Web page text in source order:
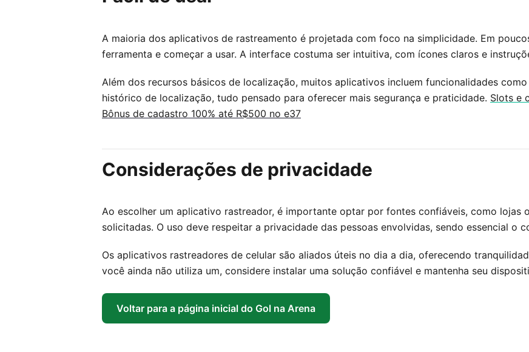
A maioria dos aplicativos de rastreamento é projetada com foco na simplicidade. Em
ferramenta e começar a usar. A interface costuma ser intuitiva, com ícones claros e
Além dos recursos básicos de localização, muitos aplicativos incluem funcionalidades
histórico de localização, tudo pensado para oferecer mais segurança e praticidade. Slots e
Bônus de cadastro 100% até R$500 no e37
Considerações de privacidade
Ao escolher um aplicativo rastreador, é importante optar por fontes confiáveis, como lojas
solicitadas. O uso deve respeitar a privacidade das pessoas envolvidas, sendo essencial o
Os aplicativos rastreadores de celular são aliados úteis no dia a dia, oferecendo
você ainda não utiliza um, considere instalar uma solução confiável e mantenha seu
Voltar para a página inicial do Gol na Arena